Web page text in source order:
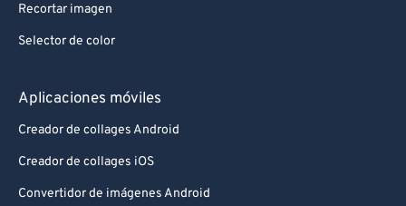
Recortar imagen
Selector de color
Aplicaciones móviles
Creador de collages Android
Creador de collages iOS
Convertidor de imágenes Android